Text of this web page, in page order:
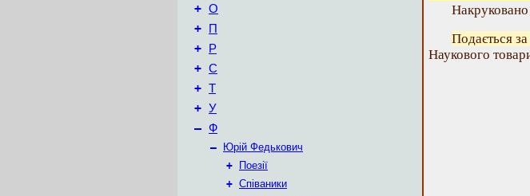
+ О
+ П
+ Р
+ С
+ Т
+ У
– Ф
–
Юрій Федькович
+
Поезії
+ Співаники
Накруковано
Подається
Наукового